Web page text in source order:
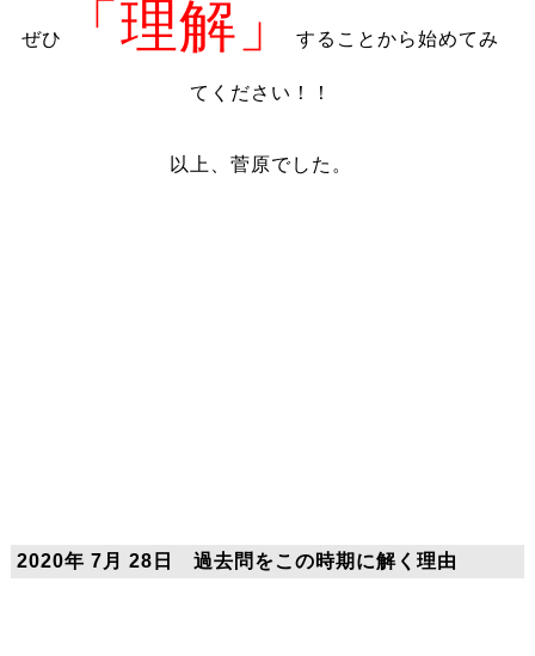
ぜひ 「理解」することから始めてみ
てください！！
以上、菅原でした。
2020年 7月 28日 過去問をこの時期に解く理由